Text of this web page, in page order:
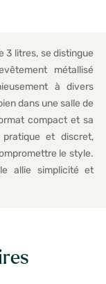
3 litres, se distingue
métallisé
à divers
dans une salle de
compact et sa
et discret,
le style.
allie simplicité et